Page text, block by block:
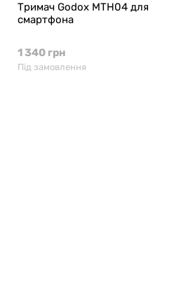
Тримач Godox MTH04 для
смартфона
1 340 грн
Під замовлення